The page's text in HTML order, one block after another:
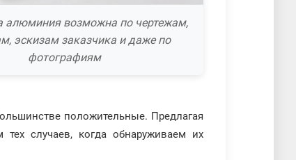
алюминия возможна по чертежам,
эскизам заказчика и даже по
фотографиям
положительные. Предлагая
случаев, когда обнаруживаем их